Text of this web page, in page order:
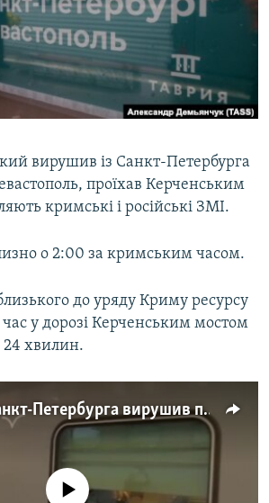
вирушив із Санкт-Петербурга
проїхав Керченським
кримські і російські ЗМІ.
о 2:00 за кримським часом.
до уряду Криму ресурсу
у дорозі Керченським мостом
24 хвилин.
До Криму з Санкт-Петербурга вирушив перший пасажирський поїзд (відео)
source currently available